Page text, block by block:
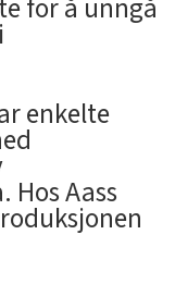
for å unngå
enkelte
Hos Aass